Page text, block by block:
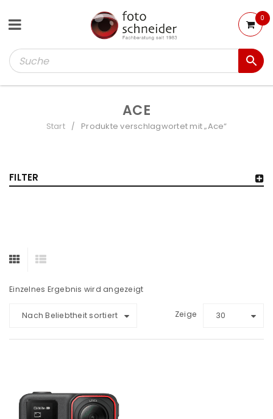
0
ACE
Start / Produkte verschlagwortet mit „Ace“
FILTER
Einzelnes Ergebnis wird angezeigt
Nach Beliebtheit sortiert Zeige 30